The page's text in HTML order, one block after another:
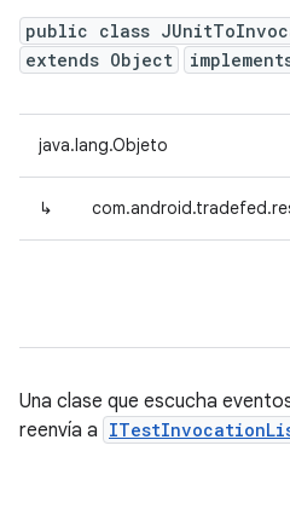
public class
extends Object
java.lang.Objeto
↳
Una clase que escucha
reenvía a